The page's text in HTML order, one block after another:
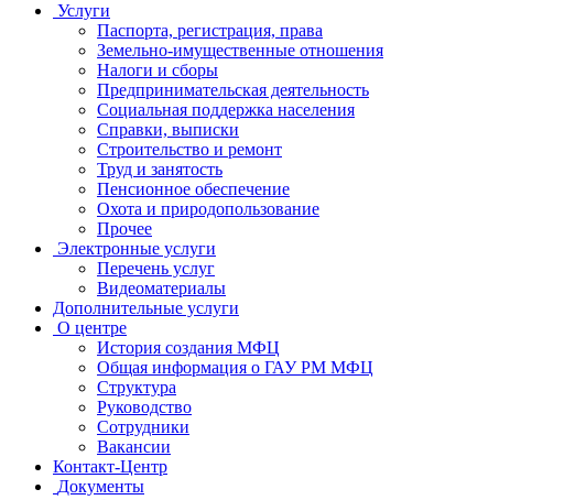
Услуги
Паспорта, регистрация, права
Земельно-имущественные отношения
Налоги и сборы
Предпринимательская деятельность
Социальная поддержка населения
Справки, выписки
Строительство и ремонт
Труд и занятость
Пенсионное обеспечение
Охота и природопользование
Прочее
Электронные услуги
Перечень услуг
Видеоматериалы
Дополнительные услуги
О центре
История создания МФЦ
Общая информация о ГАУ РМ МФЦ
Структура
Руководство
Сотрудники
Вакансии
Контакт-Центр
Документы